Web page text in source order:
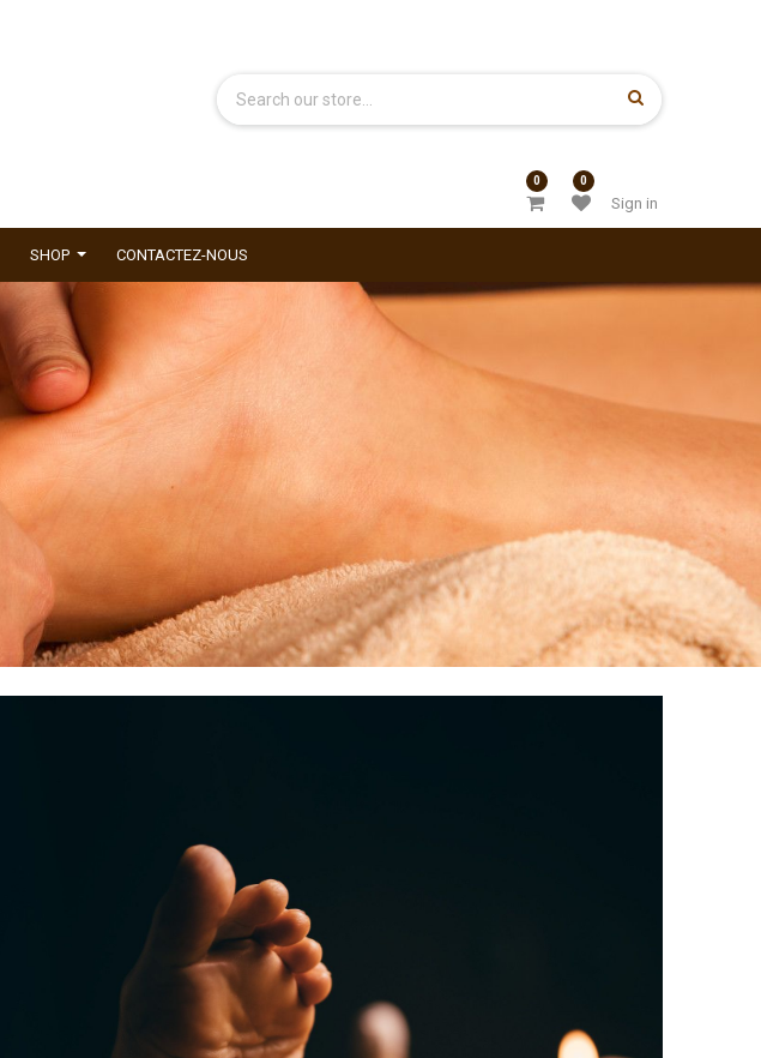
0 0
Sign in
SHOP CONTACTEZ-NOUS